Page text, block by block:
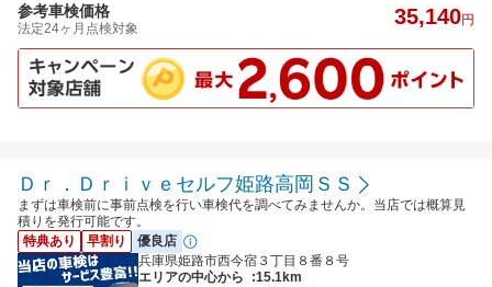
参考車検価格
法定24ヶ月点検対象 35,140円
Ｄｒ．Ｄｒｉｖｅセルフ姫路高岡ＳＳ
まずは車検前に事前点検を行い車検代を調べてみませんか。当店では概算見
積りを発行可能です。
特典あり
早割り
優良店
兵庫県姫路市西今宿３丁目８番８号
エリアの中心から
:15.1km